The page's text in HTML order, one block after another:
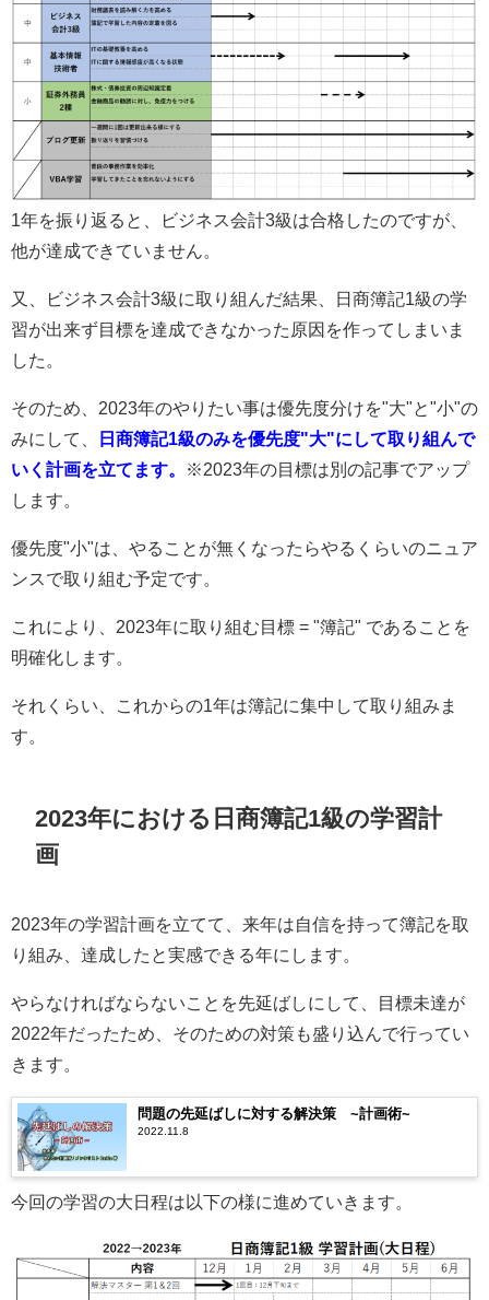
1年を振り返ると、ビジネス会計3級は合格したのですが、
他が達成できていません。
又、ビジネス会計3級に取り組んだ結果、日商簿記1級の学
習が出来ず目標を達成できなかった原因を作ってしまいま
した。
そのため、2023年のやりたい事は優先度分けを"大"と"小"の
みにして、
日商簿記1級のみを優先度"大"にして取り組んで
いく計画を立てます。
※2023年の目標は別の記事でアップ
します。
優先度"小"は、やることが無くなったらやるくらいのニュア
ンスで取り組む予定です。
これにより、2023年に取り組む目標 = "簿記" であることを
明確化します。
それくらい、これからの1年は簿記に集中して取り組みま
す。
2023年における日商簿記1級の学習計
画
2023年の学習計画を立てて、来年は自信を持って簿記を取
り組み、達成したと実感できる年にします。
やらなければならないことを先延ばしにして、目標未達が
2022年だったため、そのための対策も盛り込んで行ってい
きます。
問題の先延ばしに対する解決策 ~計画術~
2022.11.8
今回の学習の大日程は以下の様に進めていきます。